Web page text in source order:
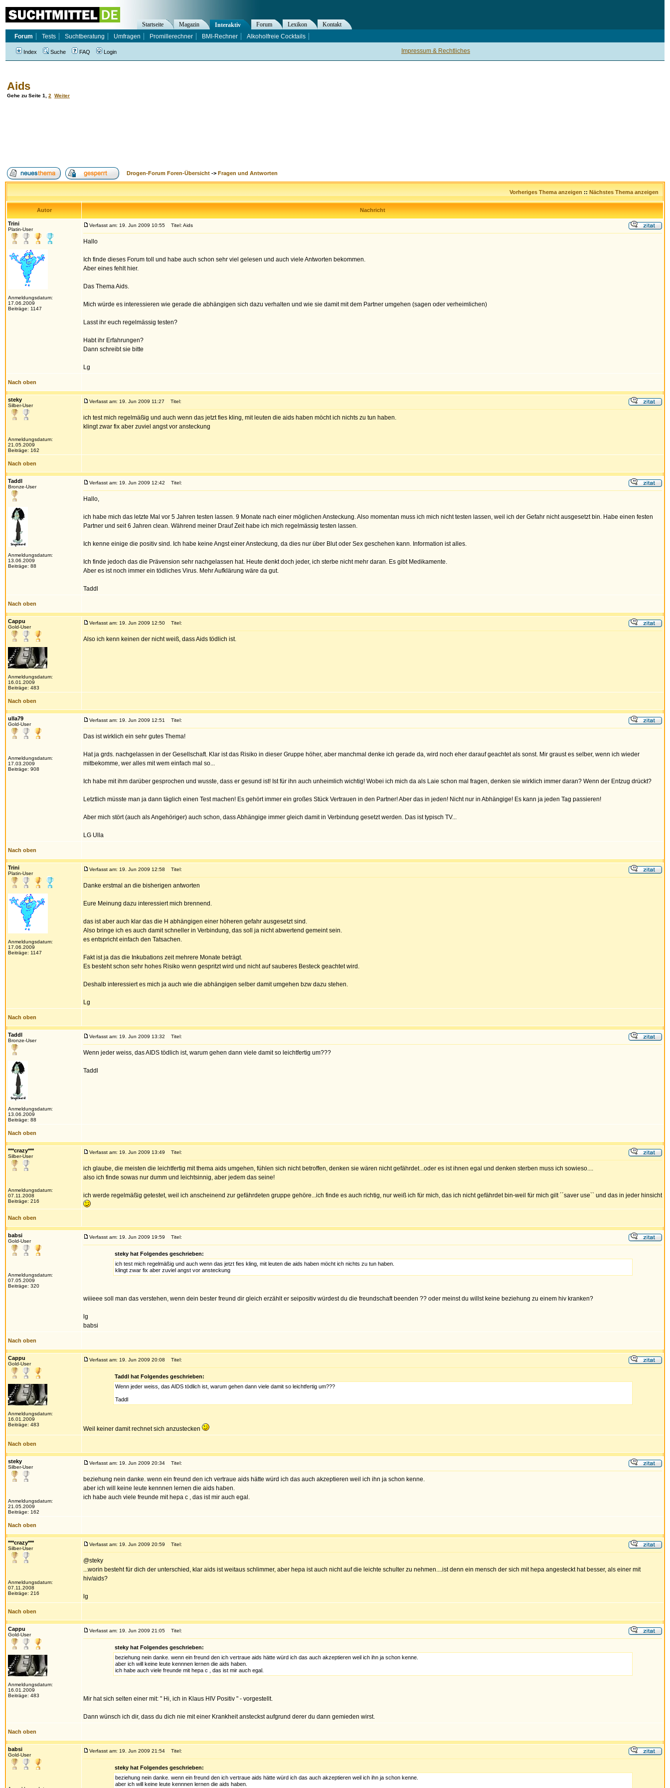
Aids
Gehe zu Seite 1 2 Weiter
Drogen-Forum Foren-Übersicht -> Fragen und Antworten
Vorheriges Thema anzeigen :: Nächstes Thema anzeigen
Autor Nachricht
Trini
Platin-User
Anmeldungsdatum:
17.06.2009
Beiträge: 1147
Verfasst am: 19. Jun 2009 10:55 Titel: Aids
Hallo
Ich finde dieses Forum toll und habe auch schon sehr viel gelesen und auch viele Antworten bekommen.
Aber eines fehlt hier.
Das Thema Aids.
Mich würde es interessieren wie gerade die abhängigen sich dazu verhalten und wie sie damit mit dem Partner umgehen (sagen oder verheimlichen)
Lasst ihr euch regelmässig testen?
Habt ihr Erfahrungen?
Dann schreibt sie bitte
Lg
Nach oben
steky
Silber-User
Anmeldungsdatum:
21.05.2009
Beiträge: 162
Verfasst am: 19. Jun 2009 11:27 Titel:
ich test mich regelmäßig und auch wenn das jetzt fies kling, mit leuten die aids haben möcht ich nichts zu tun haben.
klingt zwar fix aber zuviel angst vor ansteckung
Nach oben
Taddl
Bronze-User
Anmeldungsdatum:
13.06.2009
Beiträge: 88
Verfasst am: 19. Jun 2009 12:42 Titel:
Hallo,
ich habe mich das letzte Mal vor 5 Jahren testen lassen. 9 Monate nach einer möglichen Ansteckung. Also momentan muss ich mich nicht testen lassen, weil ich der Gefahr nicht ausgesetzt bin. Habe einen festen
Partner und seit 6 Jahren clean. Während meiner Drauf Zeit habe ich mich regelmässig testen lassen.
Ich kenne einige die positiv sind. Ich habe keine Angst einer Ansteckung, da dies nur über Blut oder Sex geschehen kann. Information ist alles.
Ich finde jedoch das die Prävension sehr nachgelassen hat. Heute denkt doch jeder, ich sterbe nicht mehr daran. Es gibt Medikamente.
Aber es ist noch immer ein tödliches Virus. Mehr Aufklärung wäre da gut.
Taddl
Nach oben
Cappu
Gold-User
Anmeldungsdatum:
16.01.2009
Beiträge: 483
Verfasst am: 19. Jun 2009 12:50 Titel:
Also ich kenn keinen der nicht weiß, dass Aids tödlich ist.
Nach oben
ulla79
Gold-User
Anmeldungsdatum:
17.03.2009
Beiträge: 908
Verfasst am: 19. Jun 2009 12:51 Titel:
Das ist wirklich ein sehr gutes Thema!
Hat ja grds. nachgelassen in der Gesellschaft. Klar ist das Risiko in dieser Gruppe höher, aber manchmal denke ich gerade da, wird noch eher darauf geachtet als sonst. Mir graust es selber, wenn ich wieder
mitbekomme, wer alles mit wem einfach mal so...
Ich habe mit ihm darüber gesprochen und wusste, dass er gesund ist! Ist für ihn auch unheimlich wichtig! Wobei ich mich da als Laie schon mal fragen, denken sie wirklich immer daran? Wenn der Entzug drückt?
Letztlich müsste man ja dann täglich einen Test machen! Es gehört immer ein großes Stück Vertrauen in den Partner! Aber das in jeden! Nicht nur in Abhängige! Es kann ja jeden Tag passieren!
Aber mich stört (auch als Angehöriger) auch schon, dass Abhängige immer gleich damit in Verbindung gesetzt werden. Das ist typisch TV...
LG Ulla
Nach oben
Trini
Platin-User
Anmeldungsdatum:
17.06.2009
Beiträge: 1147
Verfasst am: 19. Jun 2009 12:58 Titel:
Danke erstmal an die bisherigen antworten
Eure Meinung dazu interessiert mich brennend.
das ist aber auch klar das die H abhängigen einer höheren gefahr ausgesetzt sind.
Also bringe ich es auch damit schneller in Verbindung, das soll ja nicht abwertend gemeint sein.
es entspricht einfach den Tatsachen.
Fakt ist ja das die Inkubations zeit mehrere Monate beträgt.
Es besteht schon sehr hohes Risiko wenn gespritzt wird und nicht auf sauberes Besteck geachtet wird.
Deshalb interessiert es mich ja auch wie die abhängigen selber damit umgehen bzw dazu stehen.
Lg
Nach oben
Taddl
Bronze-User
Anmeldungsdatum:
13.06.2009
Beiträge: 88
Verfasst am: 19. Jun 2009 13:32 Titel:
Wenn jeder weiss, das AIDS tödlich ist, warum gehen dann viele damit so leichtfertig um???
Taddl
Nach oben
***crazy***
Silber-User
Anmeldungsdatum:
07.11.2008
Beiträge: 216
Verfasst am: 19. Jun 2009 13:49 Titel:
ich glaube, die meisten die leichtfertig mit thema aids umgehen, fühlen sich nicht betroffen, denken sie wären nicht gefährdet...oder es ist ihnen egal und denken sterben muss ich sowieso....
also ich finde sowas nur dumm und leichtsinnig, aber jedem das seine!
ich werde regelmäßig getestet, weil ich anscheinend zur gefährdeten gruppe gehöre...ich finde es auch richtig, nur weiß ich für mich, das ich nicht gefährdet bin-weil für mich gilt ´´saver use`` und das in jeder hinsicht
Nach oben
babsi
Gold-User
Anmeldungsdatum:
07.05.2009
Beiträge: 320
Verfasst am: 19. Jun 2009 19:59 Titel:
steky hat Folgendes geschrieben:
ich test mich regelmäßig und auch wenn das jetzt fies kling, mit leuten die aids haben möcht ich nichts zu tun haben.
klingt zwar fix aber zuviel angst vor ansteckung
wiiieee soll man das verstehen, wenn dein bester freund dir gleich erzählt er seipositiv würdest du die freundschaft beenden ?? oder meinst du willst keine beziehung zu einem hiv kranken?
lg
babsi
Nach oben
Cappu
Gold-User
Anmeldungsdatum:
16.01.2009
Beiträge: 483
Verfasst am: 19. Jun 2009 20:08 Titel:
Taddl hat Folgendes geschrieben:
Wenn jeder weiss, das AIDS tödlich ist, warum gehen dann viele damit so leichtfertig um???
Taddl
Weil keiner damit rechnet sich anzustecken
Nach oben
steky
Silber-User
Anmeldungsdatum:
21.05.2009
Beiträge: 162
Verfasst am: 19. Jun 2009 20:34 Titel:
beziehung nein danke. wenn ein freund den ich vertraue aids hätte würd ich das auch akzeptieren weil ich ihn ja schon kenne.
aber ich will keine leute kennnen lernen die aids haben.
ich habe auch viele freunde mit hepa c , das ist mir auch egal.
Nach oben
***crazy***
Silber-User
Anmeldungsdatum:
07.11.2008
Beiträge: 216
Verfasst am: 19. Jun 2009 20:59 Titel:
@steky
...worin besteht für dich der unterschied, klar aids ist weitaus schlimmer, aber hepa ist auch nicht auf die leichte schulter zu nehmen....ist denn ein mensch der sich mit hepa angesteckt hat besser, als einer mit
hiv/aids?
lg
Nach oben
Cappu
Gold-User
Anmeldungsdatum:
16.01.2009
Beiträge: 483
Verfasst am: 19. Jun 2009 21:05 Titel:
steky hat Folgendes geschrieben:
beziehung nein danke. wenn ein freund den ich vertraue aids hätte würd ich das auch akzeptieren weil ich ihn ja schon kenne.
aber ich will keine leute kennnen lernen die aids haben.
ich habe auch viele freunde mit hepa c , das ist mir auch egal.
Mir hat sich selten einer mit: " Hi, ich in Klaus HIV Positiv " - vorgestellt.
Dann wünsch ich dir, dass du dich nie mit einer Krankheit ansteckst aufgrund derer du dann gemieden wirst.
Nach oben
babsi
Gold-User
Verfasst am: 19. Jun 2009 21:54 Titel:
steky hat Folgendes geschrieben:
beziehung nein danke. wenn ein freund den ich vertraue aids hätte würd ich das auch akzeptieren weil ich ihn ja schon kenne.
aber ich will keine leute kennnen lernen die aids haben.
Impressum & Rechtliches
Startseite Magazin Interaktiv Forum Lexikon
Kontakt
Forum
Tests Suchtberatung Umfragen Promillerechner BMI-Rechner Alkoholfreie Cocktails
Index Suche FAQ Login